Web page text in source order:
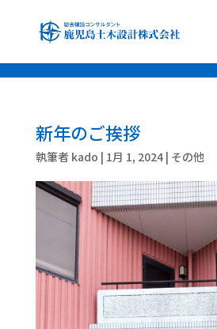
新年のご挨拶
執筆者 kado | 1月 1, 2024| その他